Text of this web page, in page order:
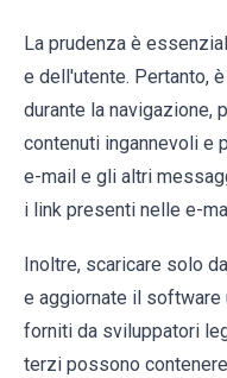
La prudenza è
e dell'utente. Pertanto,
durante la navigazione,
contenuti ingannevoli e
e-mail e gli altri
i link presenti nelle e-
Inoltre, scaricare solo
e aggiornate il
forniti da sviluppatori
terzi possono